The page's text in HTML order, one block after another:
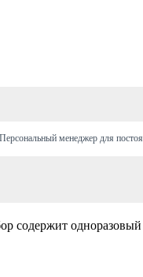
Персональный менеджер для
одноразовый